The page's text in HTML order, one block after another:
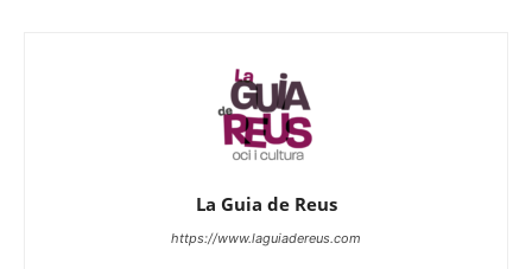
La Guia de Reus
https://www.laguiadereus.com